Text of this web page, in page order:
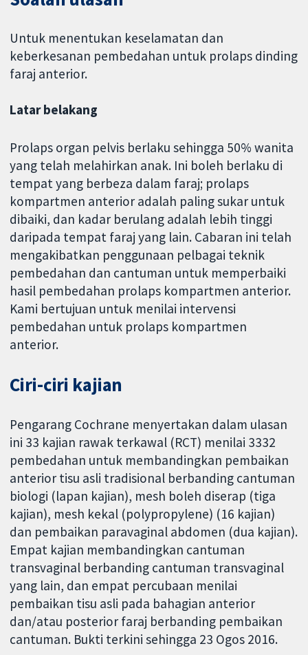
Untuk menentukan keselamatan dan
keberkesanan pembedahan untuk prolaps dinding
faraj anterior.
Latar belakang
Prolaps organ pelvis berlaku sehingga 50% wanita
yang telah melahirkan anak. Ini boleh berlaku di
tempat yang berbeza dalam faraj; prolaps
kompartmen anterior adalah paling sukar untuk
dibaiki, dan kadar berulang adalah lebih tinggi
daripada tempat faraj yang lain. Cabaran ini telah
mengakibatkan penggunaan pelbagai teknik
pembedahan dan cantuman untuk memperbaiki
hasil pembedahan prolaps kompartmen anterior.
Kami bertujuan untuk menilai intervensi
pembedahan untuk prolaps kompartmen
anterior.
Ciri-ciri kajian
Pengarang Cochrane menyertakan dalam ulasan
ini 33 kajian rawak terkawal (RCT) menilai 3332
pembedahan untuk membandingkan pembaikan
anterior tisu asli tradisional berbanding cantuman
biologi (lapan kajian), mesh boleh diserap (tiga
kajian), mesh kekal (polypropylene) (16 kajian)
dan pembaikan paravaginal abdomen (dua kajian).
Empat kajian membandingkan cantuman
transvaginal berbanding cantuman transvaginal
yang lain, dan empat percubaan menilai
pembaikan tisu asli pada bahagian anterior
dan/atau posterior faraj berbanding pembaikan
cantuman. Bukti terkini sehingga 23 Ogos 2016.